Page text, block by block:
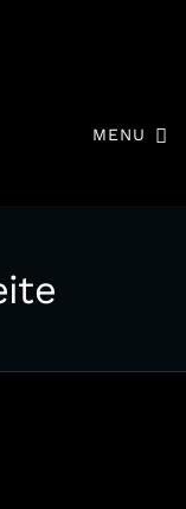
MENU